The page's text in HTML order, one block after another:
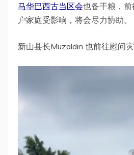
马华巴西古当区会也备干粮，
户家庭受影响，将会尽力协助。
新山县长Muzaldin 也前往慰问灾